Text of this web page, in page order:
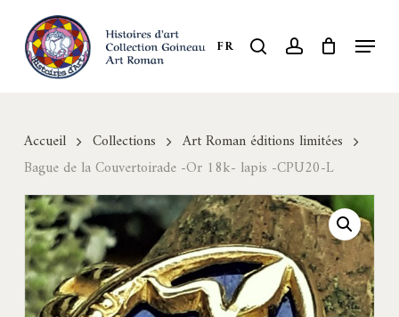
main
content
FR search account Menu
Accueil Collections
Art Roman éditions limitées
Bague de la Couvertoirade -Or 18k- lapis -CPU20-L
Close